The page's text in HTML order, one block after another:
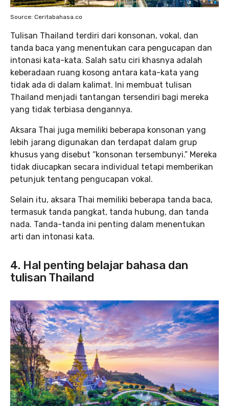
Source: Ceritabahasa.co
Tulisan Thailand terdiri dari konsonan, vokal, dan
tanda baca yang menentukan cara pengucapan dan
intonasi kata-kata. Salah satu ciri khasnya adalah
keberadaan ruang kosong antara kata-kata yang
tidak ada di dalam kalimat. Ini membuat tulisan
Thailand menjadi tantangan tersendiri bagi mereka
yang tidak terbiasa dengannya.
Aksara Thai juga memiliki beberapa konsonan yang
lebih jarang digunakan dan terdapat dalam grup
khusus yang disebut “konsonan tersembunyi.” Mereka
tidak diucapkan secara individual tetapi memberikan
petunjuk tentang pengucapan vokal.
Selain itu, aksara Thai memiliki beberapa tanda baca,
termasuk tanda pangkat, tanda hubung, dan tanda
nada. Tanda-tanda ini penting dalam menentukan
arti dan intonasi kata.
4. Hal penting belajar bahasa dan
tulisan Thailand